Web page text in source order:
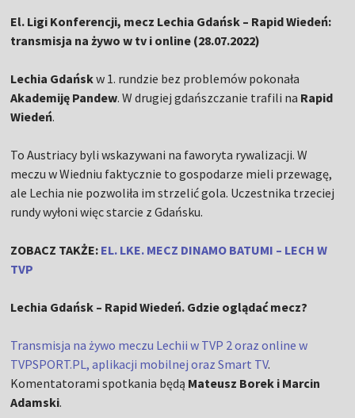
El. Ligi Konferencji, mecz Lechia Gdańsk – Rapid Wiedeń:
transmisja na żywo w tv i online (28.07.2022)
Lechia Gdańskw 1. rundzie bez problemów pokonała
Akademiję Pandew. W drugiej gdańszczanie trafili na Rapid
Wiedeń.
To Austriacy byli wskazywani na faworyta rywalizacji. W
meczu w Wiedniu faktycznie to gospodarze mieli przewagę,
ale Lechia nie pozwoliła im strzelić gola. Uczestnika trzeciej
rundy wyłoni więc starcie z Gdańsku.
ZOBACZ TAKŻE: EL. LKE. MECZ DINAMO BATUMI – LECH W
TVP
Lechia Gdańsk – Rapid Wiedeń. Gdzie oglądać mecz?
Transmisja na żywo meczu Lechii w TVP 2 oraz online w
TVPSPORT.PL, aplikacji mobilnej oraz Smart TV.
Komentatorami spotkania będą Mateusz Borek i Marcin
Adamski.